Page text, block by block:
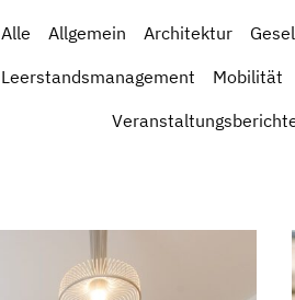
Alle Allgemein Architektur
Leerstandsmanagement
Mobilität